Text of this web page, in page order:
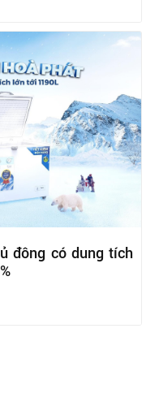
đông có dung tích